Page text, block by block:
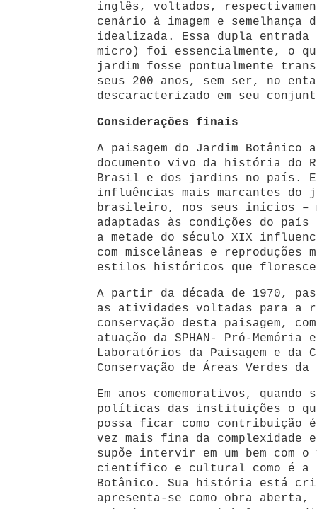
inglês, voltados,
cenário à imagem e semelhança
idealizada. Essa dupla entrada
micro) foi essencialmente, o
jardim fosse pontualmente
seus 200 anos, sem ser, no
descaracterizado em seu
Considerações finais
A paisagem do Jardim Botânico
documento vivo da história do
Brasil e dos jardins no país.
influências mais marcantes do
brasileiro, nos seus inícios –
adaptadas às condições do
a metade do século XIX
com miscelâneas e reproduções
estilos históricos que
A partir da década de 1970,
as atividades voltadas para a
conservação desta paisagem,
atuação da SPHAN- Pró-Memória
Laboratórios da Paisagem e da
Conservação de Áreas Verdes
Em anos comemorativos,
políticas das instituições o
possa ficar como contribuição é
vez mais fina da complexidade
supõe intervir em um bem com
científico e cultural como é a
Botânico. Sua história está
apresenta-se como obra